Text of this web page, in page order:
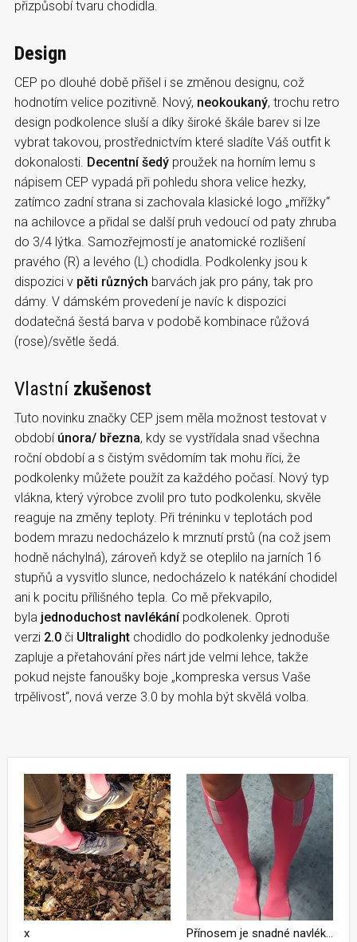
přizpůsobí tvaru chodidla.
Design
CEP po dlouhé době přišel i se změnou designu, což
hodnotím velice pozitivně. Nový, neokoukaný, trochu retro
design podkolence sluší a díky široké škále barev si lze
vybrat takovou, prostřednictvím které sladíte Váš outfit k
dokonalosti. Decentní šedý proužek na horním lemu s
nápisem CEP vypadá při pohledu shora velice hezky,
zatímco zadní strana si zachovala klasické logo „mřížky“
na achilovce a přidal se další pruh vedoucí od paty zhruba
do 3/4 lýtka. Samozřejmostí je anatomické rozlišení
pravého (R) a levého (L) chodidla. Podkolenky jsou k
dispozici v pěti různých barvách jak pro pány, tak pro
dámy. V dámském provedení je navíc k dispozici
dodatečná šestá barva v podobě kombinace růžová
(rose)/světle šedá.
Vlastnízkušenost
Tuto novinku značky CEP jsem měla možnost testovat v
období února/ března, kdy se vystřídala snad všechna
roční období a s čistým svědomím tak mohu říci, že
podkolenky můžete použít za každého počasí. Nový typ
vlákna, který výrobce zvolil pro tuto podkolenku, skvěle
reaguje na změny teploty. Při tréninku v teplotách pod
bodem mrazu nedocházelo k mrznutí prstů (na což jsem
hodně náchylná), zároveň když se oteplilo na jarních 16
stupňů a vysvitlo slunce, nedocházelo k natékání chodidel
ani k pocitu přílišného tepla. Co mě překvapilo,
byla jednoduchost navlékánípodkolenek. Oproti
verzi 2.0 či Ultralight chodidlo do podkolenky jednoduše
zapluje a přetahování přes nárt jde velmi lehce, takže
pokud nejste fanoušky boje „kompreska versus Vaše
trpělivost“, nová verze 3.0 by mohla být skvělá volba.
x